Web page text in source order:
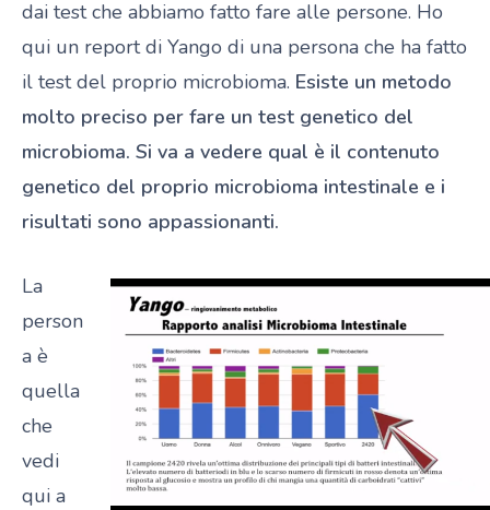
dai test che abbiamo fatto fare alle persone. Ho
qui un report di Yango di una persona che ha fatto
il test del proprio microbioma. Esiste un metodo
molto preciso per fare un test genetico del
microbioma. Si va a vedere qual è il contenuto
genetico del proprio microbioma intestinale e i
risultati sono appassionanti.
La
person
a è
quella
che
vedi
qui a